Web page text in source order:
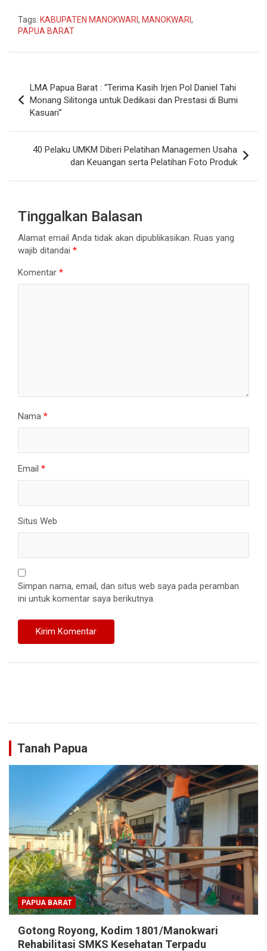
Tags: KABUPATEN MANOKWARI , MANOKWARI ,
PAPUA BARAT
pos
LMA Papua Barat : “Terima Kasih Irjen Pol Daniel Tahi
Monang Silitonga untuk Dedikasi dan Prestasi di Bumi
Kasuari”
40 Pelaku UMKM Diberi Pelatihan Managemen Usaha
dan Keuangan serta Pelatihan Foto Produk
Tinggalkan Balasan
Alamat email Anda tidak akan dipublikasikan. Ruas yang
wajib ditandai *
Komentar *
Nama *
Email *
Situs Web
Simpan nama, email, dan situs web saya pada peramban
ini untuk komentar saya berikutnya.
Tanah Papua
PAPUA BARAT
Gotong Royong, Kodim 1801/Manokwari
Rehabilitasi SMKS Kesehatan Terpadu